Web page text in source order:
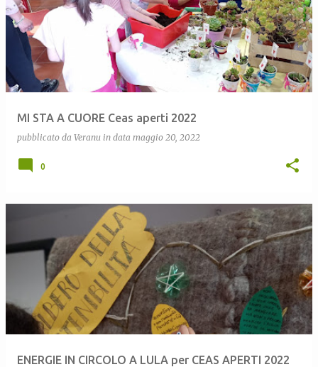
MI STA A CUORE Ceas aperti 2022
pubblicato da Veranu in data maggio 20, 2022
0
ENERGIE IN CIRCOLO A LULA per CEAS APERTI 2022